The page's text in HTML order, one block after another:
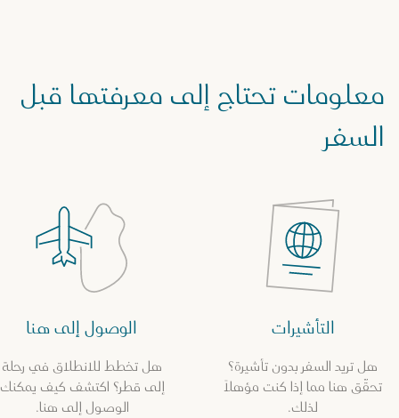
معلومات تحتاج إلى معرفتها قبل
السفر
التأشيرات
هل تريد السفر بدون تأشيرة؟
تحقّق هنا مما إذا كنت مؤهلاً
لذلك.
الوصول إلى هنا
هل تخطط للانطلاق في رحلة
إلى قطر؟ اكتشف كيف يمكنك
الوصول إلى هنا.